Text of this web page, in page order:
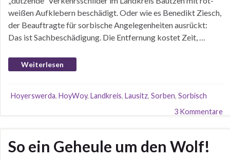
weißen Aufklebern beschädigt. Oder wie es Benedikt Ziesch,
der Beauftragte für sorbische Angelegenheiten ausrückt:
Das ist Sachbeschädigung. Die Entfernung kostet Zeit, …
Weiterlesen
Hoyerswerda, HoyWoy, Landkreis, Lausitz, Sorben, Sorbisch
3 Kommentare
So ein Geheule um den Wolf!